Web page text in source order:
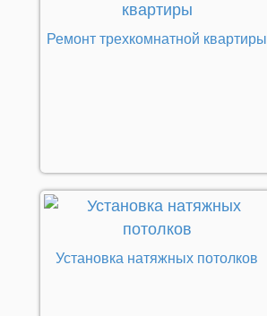
Ремонт трехкомнатной квартиры
Установка натяжных потолков